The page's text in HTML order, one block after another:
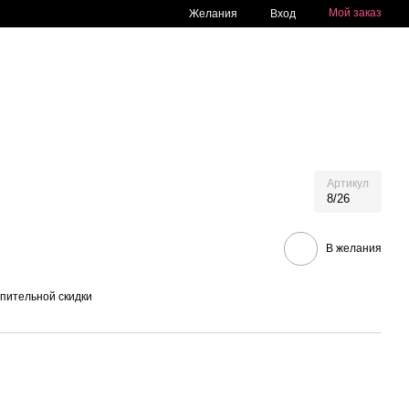
Желания Вход Мой заказ
Артикул
8/26
В желания
скидки